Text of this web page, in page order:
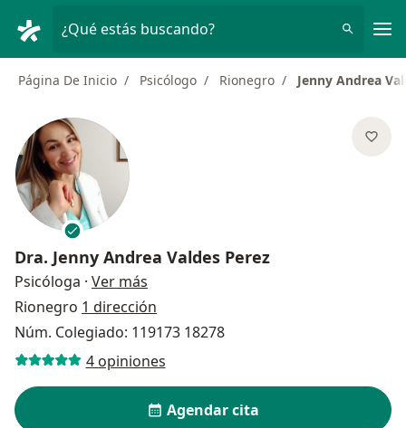
¿Qué estás buscando?
Página De Inicio Psicólogo Rionegro Jenny Andrea
Dra. Jenny Andrea Valdes Perez
Psicóloga · Ver más
Rionegro 1 dirección
Núm. Colegiado: 119173 18278
4 opiniones
Agendar cita